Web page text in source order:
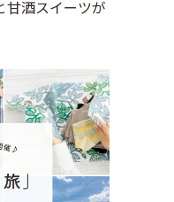
酒スイーツが